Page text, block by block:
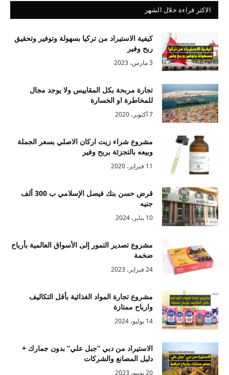
الاكثر قراءة خلال الشهر
كيفية الاستيراد من تركيا بسهولة وتوفير وتحقيق
ربح وفير
3 مارس، 2023
تجارة مربحة بكل المقاييس ولا يوجد مجال
للمخاطرة او الخسارة
7 أكتوبر، 2020
مشروع شراء زيت اركان الاصلي بسعر الجملة
وبيعه بالتجزئة بربح وفير
11 فبراير، 2020
قرض حسن بنك فيصل الإسلامي ب 300 ألف
جنيه
10 يناير، 2024
مشروع تصدير التمور إلى الأسواق العالمية بأرباح
ضخمة
24 فبراير، 2023
مشروع تجارة المواد الغذائية بأقل التكاليف
وارباح ممتازة
14 يوليو، 2024
الاستيراد من دبي “جبل علي” بدون جمارك +
دليل المصانع والشركات
20 يونيو، 2023